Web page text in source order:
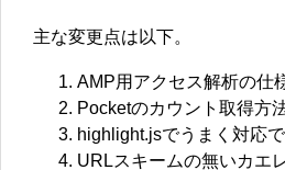
主な変更点は以下。
AMP用アクセス解析の仕
Pocketのカウント取得方
highlight.jsでうまく対応
URLスキームの無いカエ